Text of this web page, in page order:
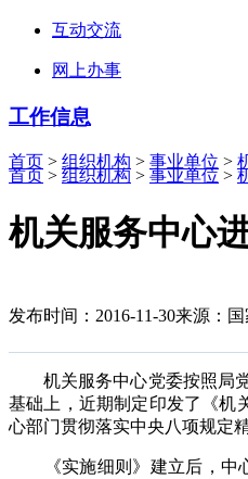
互动交流
网上办事
工作信息
首页 > 组织机构 > 事业单位 >
首页 > 组织机构 > 事业单位 >
机关服务中心
发布时间：2016-11-30来源：
机关服务中心党委按照局党
基础上，近期制定印发了《机
心部门贯彻落实中央八项规定
《实施细则》建立后，中心